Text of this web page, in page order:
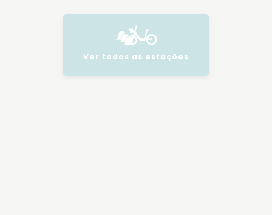
Ver todas as estações